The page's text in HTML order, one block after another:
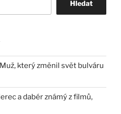
Hledat
který změnil svět bulváru
a dabér známý z filmů,